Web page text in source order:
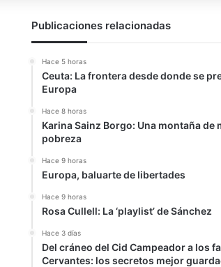
Publicaciones relacionadas
Hace 5 horas
Ceuta: La frontera desde donde se
Europa
Hace 8 horas
Karina Sainz Borgo: Una montaña de
pobreza
Hace 9 horas
Europa, baluarte de libertades
Hace 9 horas
Rosa Cullell: La ‘playlist’ de Sánchez
Hace 3 días
Del cráneo del Cid Campeador a los
Cervantes: los secretos mejor